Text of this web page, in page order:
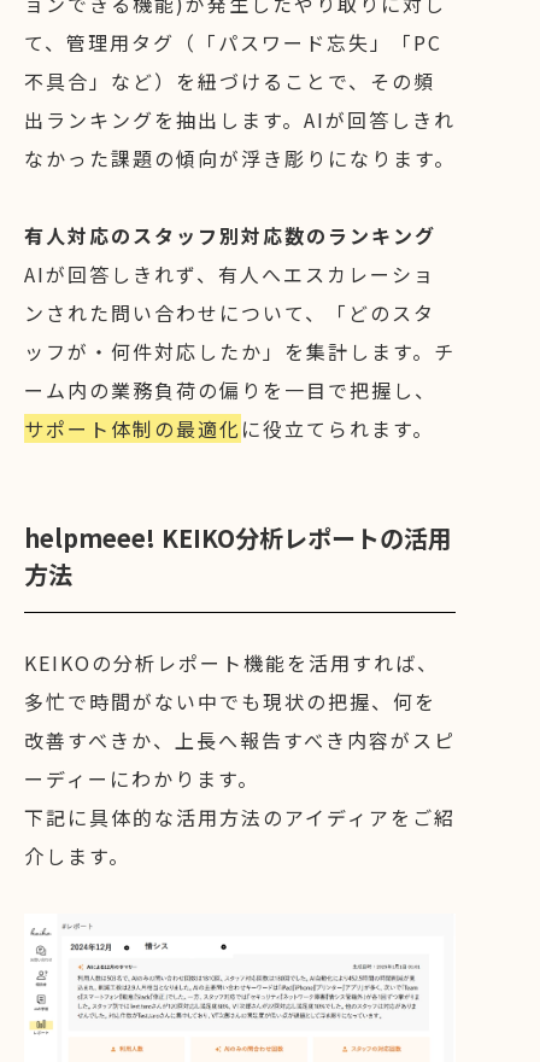
て、管理用タグ（「パスワード忘失」「PC
不具合」など）を紐づけることで、その頻
出ランキングを抽出します。AIが回答しきれ
なかった課題の傾向が浮き彫りになります。
有人対応のスタッフ別対応数のランキング
AIが回答しきれず、有人へエスカレーショ
ンされた問い合わせについて、「どのスタ
ッフが・何件対応したか」を集計します。チ
ーム内の業務負荷の偏りを一目で把握し、
サポート体制の最適化 に役立てられます。
helpmeee! KEIKO分析レポートの活用
方法
KEIKOの分析レポート機能を活用すれば、
多忙で時間がない中でも現状の把握、何を
改善すべきか、上長へ報告すべき内容がスピ
ーディーにわかります。
下記に具体的な活用方法のアイディアをご紹
介します。